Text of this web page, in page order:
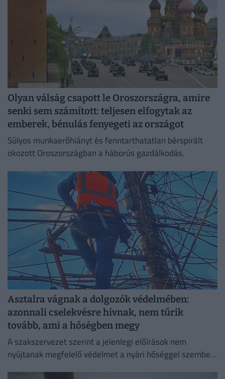
Olyan válság csapott le Oroszországra, amire
senki sem számított: teljesen elfogytak az
emberek, bénulás fenyegeti az országot
Súlyos munkaerőhiányt és fenntarthatatlan bérspirált
okozott Oroszországban a háborús gazdálkodás.
Asztalra vágnak a dolgozók védelmében:
azonnali cselekvésre hívnak, nem tűrik
tovább, ami a hőségben megy
A szakszervezet szerint a jelenlegi előírások nem
nyújtanak megfelelő védelmet a nyári hőséggel szemben,